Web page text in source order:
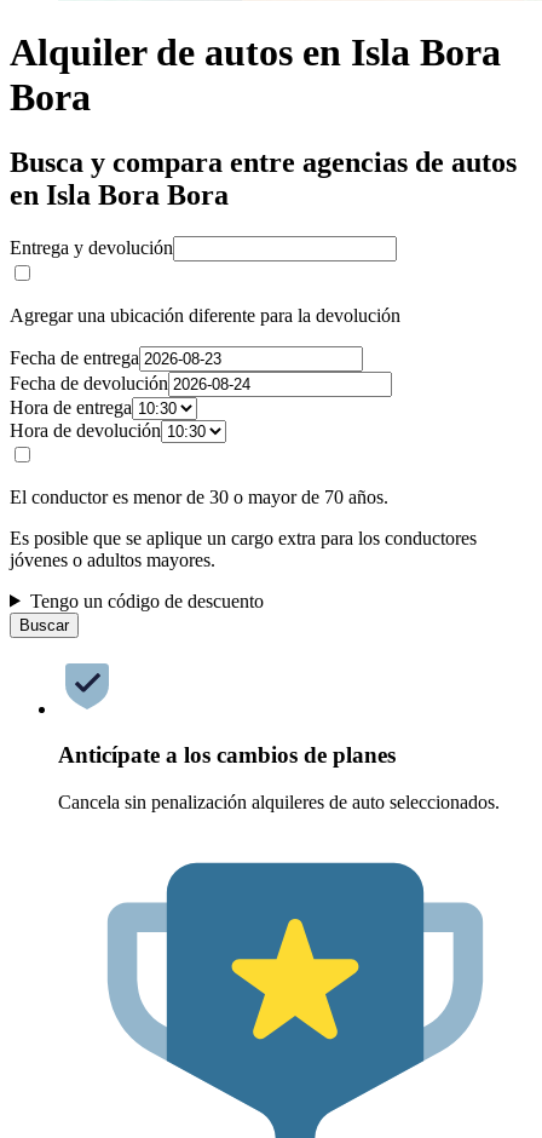
Alquiler de autos en Isla Bora
Bora
Busca y compara entre agencias de autos
en Isla Bora Bora
Entrega y devolución
Agregar una ubicación diferente para la devolución
Fecha de entrega
Fecha de devolución
Hora de entrega
Hora de devolución
El conductor es menor de 30 o mayor de 70 años.
Es posible que se aplique un cargo extra para los conductores
jóvenes o adultos mayores.
Tengo un código de descuento
Buscar
Anticípate a los cambios de planes
Cancela sin penalización alquileres de auto seleccionados.